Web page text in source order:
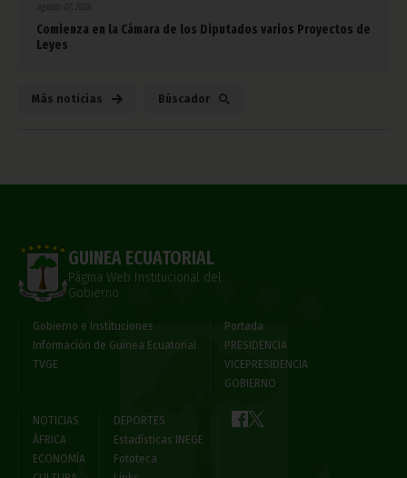
agosto 07, 2026
Comienza en la Cámara de los Diputados varios Proyectos de
Leyes
Más noticias Búscador
GUINEA ECUATORIAL
Página Web Institucional del
Gobierno
Gobierno e Instituciones
Información de Guinea Ecuatorial
TVGE
Portada
PRESIDENCIA
VICEPRESIDENCIA
GOBIERNO
NOTICIAS
ÁFRICA
ECONOMÍA
DEPORTES
Estadísticas INEGE
Fototeca